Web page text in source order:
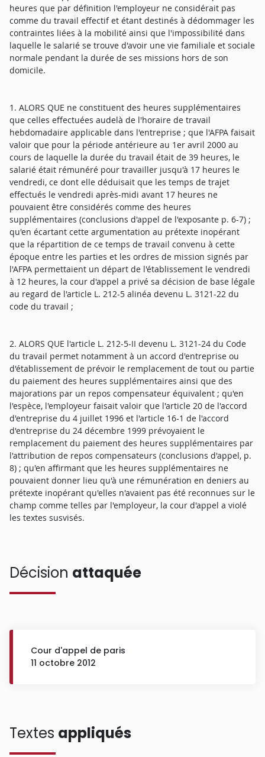
heures que par définition l'employeur ne considérait pas
comme du travail effectif et étant destinés à dédommager les
contraintes liées à la mobilité ainsi que l'impossibilité dans
laquelle le salarié se trouve d'avoir une vie familiale et sociale
normale pendant la durée de ses missions hors de son
domicile.
1. ALORS QUE ne constituent des heures supplémentaires
que celles effectuées audelà de l'horaire de travail
hebdomadaire applicable dans l'entreprise ; que l'AFPA faisait
valoir que pour la période antérieure au 1er avril 2000 au
cours de laquelle la durée du travail était de 39 heures, le
salarié était rémunéré pour travailler jusqu'à 17 heures le
vendredi, ce dont elle déduisait que les temps de trajet
effectués le vendredi après-midi avant 17 heures ne
pouvaient être considérés comme des heures
supplémentaires (conclusions d'appel de l'exposante p. 6-7) ;
qu'en écartant cette argumentation au prétexte inopérant
que la répartition de ce temps de travail convenu à cette
époque entre les parties et les ordres de mission signés par
l'AFPA permettaient un départ de l'établissement le vendredi
à 12 heures, la cour d'appel a privé sa décision de base légale
au regard de l'article L. 212-5 alinéa devenu L. 3121-22 du
code du travail ;
2. ALORS QUE l'article L. 212-5-II devenu L. 3121-24 du Code
du travail permet notamment à un accord d'entreprise ou
d'établissement de prévoir le remplacement de tout ou partie
du paiement des heures supplémentaires ainsi que des
majorations par un repos compensateur équivalent ; qu'en
l'espèce, l'employeur faisait valoir que l'article 20 de l'accord
d'entreprise du 4 juillet 1996 et l'article 16-1 de l'accord
d'entreprise du 24 décembre 1999 prévoyaient le
remplacement du paiement des heures supplémentaires par
l'attribution de repos compensateurs (conclusions d'appel, p.
8) ; qu'en affirmant que les heures supplémentaires ne
pouvaient donner lieu qu'à une rémunération en deniers au
prétexte inopérant qu'elles n'avaient pas été reconnues sur le
champ comme telles par l'employeur, la cour d'appel a violé
les textes susvisés.
Décision attaquée
Cour d'appel de paris
11 octobre 2012
Textes appliqués